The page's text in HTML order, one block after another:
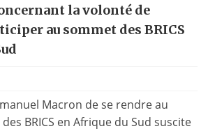
la volonté de
au sommet des BRICS
Macron de se rendre au
BRICS en Afrique du Sud suscite